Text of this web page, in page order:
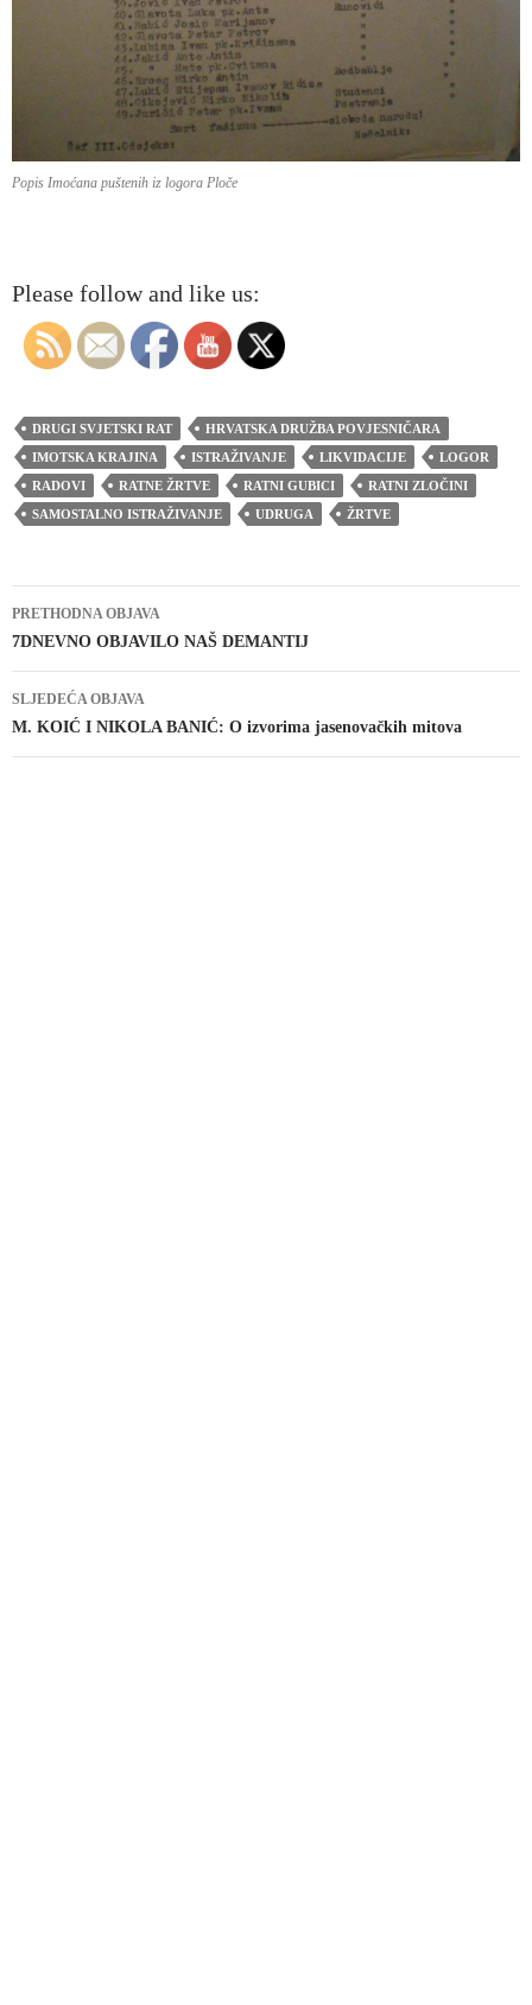
Popis Imoćana puštenih iz logora Ploče
Please follow and like us:
DRUGI SVJETSKI RAT
HRVATSKA DRUŽBA POVJESNIČARA
IMOTSKA KRAJINA
ISTRAŽIVANJE LIKVIDACIJE
LOGOR
RADOVI
RATNE ŽRTVE RATNI GUBICI
RATNI ZLOČINI
SAMOSTALNO ISTRAŽIVANJE
UDRUGA ŽRTVE
Navigacija
objava
PRETHODNA OBJAVA
7DNEVNO OBJAVILO NAŠ DEMANTIJ
SLJEDEĆA OBJAVA
M. KOIĆ I NIKOLA BANIĆ: O izvorima jasenovačkih mitova